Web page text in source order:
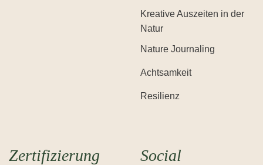
Kreative Auszeiten in der
Natur
Nature Journaling
Achtsamkeit
Resilienz
Zertifizierung Social